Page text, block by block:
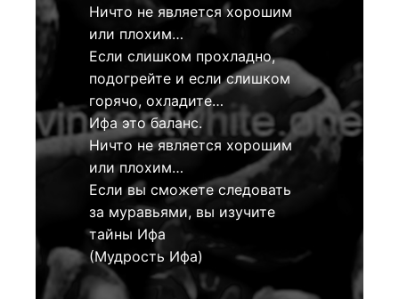
Ничто не является хорошим
или плохим…
Если слишком прохладно,
подогрейте и если слишком
горячо, охладите…
Ифа это баланс.
Ничто не является хорошим
или плохим…
Если вы сможете следовать
за муравьями, вы изучите
тайны Ифа
(Мудрость Ифа)